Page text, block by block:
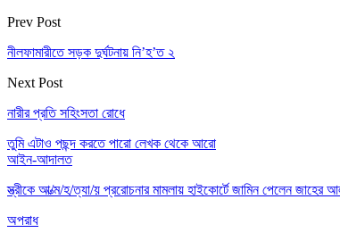
Prev Post
নীলফামারীতে সড়ক দুর্ঘটনায় নি’হ’ত ২
Next Post
নারীর প্রতি সহিংসতা রোধে
তুমি এটাও পছন্দ করতে পারো লেখক থেকে আরো
আইন-আদালত
স্ত্রীকে আ/ত্ম/হ/ত্যা/য় প্ররোচনার মামলায় হাইকোর্টে জামিন পেলেন জাহের
অপরাধ